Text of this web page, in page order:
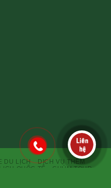
DU LỊCH
DỊCH VỤ THÊM
QUỐC TẾ CHÙM TOUR